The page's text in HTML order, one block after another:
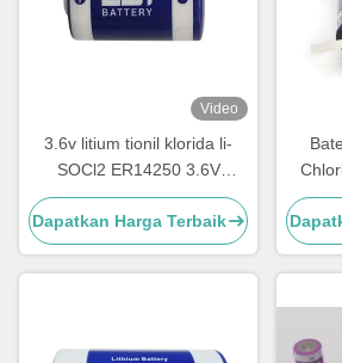
Video
3.6v litium tionil klorida li-
SOCl2 ER14250 3.6V
1200mAh 1/2AA TL-4902,
TLL-5902, LS14250, XL-
050F, SB-AA02, PT-2150
Dapatkan Harga Terbaik